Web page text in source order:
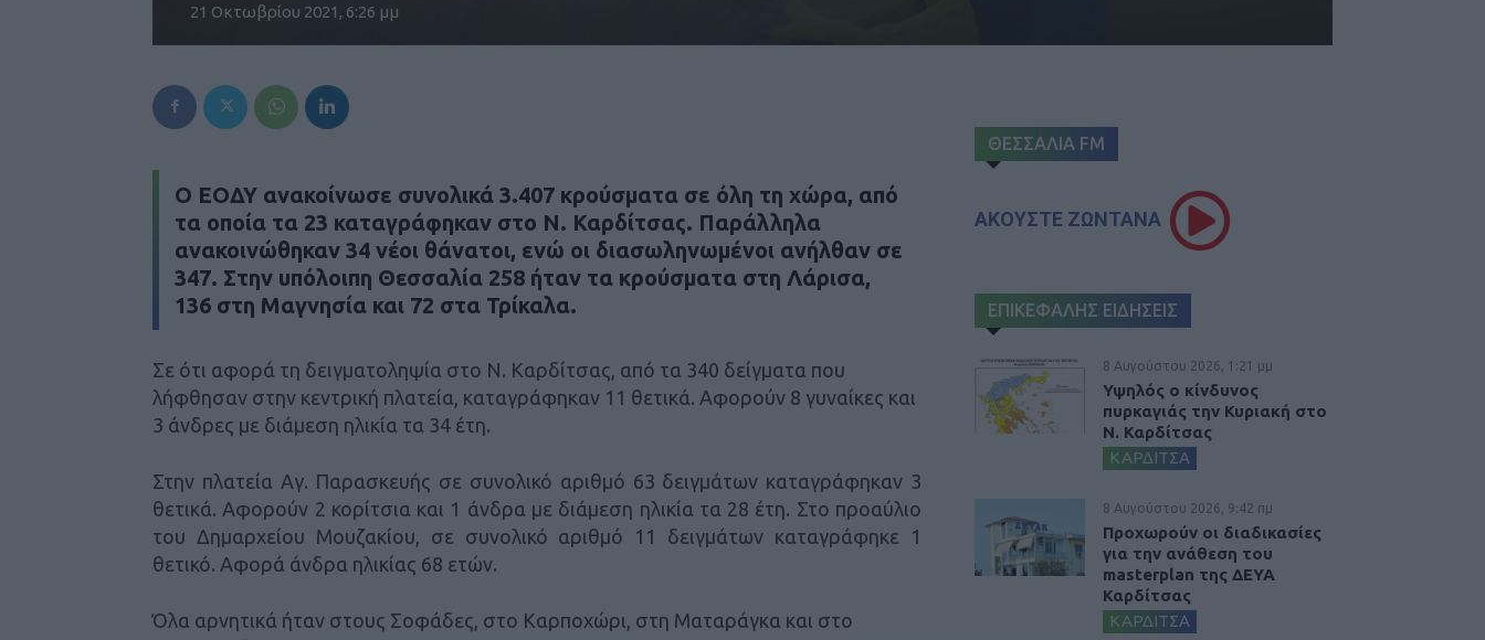
21 Οκτωβρίου 2021, 6:26 μμ
Ο ΕΟΔΥ ανακοίνωσε συνολικά 3.407 κρούσματα σε όλη τη χώρα, από
τα οποία τα 23 καταγράφηκαν στο Ν. Καρδίτσας. Παράλληλα
ανακοινώθηκαν 34 νέοι θάνατοι, ενώ οι διασωληνωμένοι ανήλθαν σε
347. Στην υπόλοιπη Θεσσαλία 258 ήταν τα κρούσματα στη Λάρισα,
136 στη Μαγνησία και 72 στα Τρίκαλα.
Σε ότι αφορά τη δειγματοληψία στο Ν. Καρδίτσας, από τα 340 δείγματα που
λήφθησαν στην κεντρική πλατεία, καταγράφηκαν 11 θετικά. Αφορούν 8 γυναίκες και
3 άνδρες με διάμεση ηλικία τα 34 έτη.
Στην πλατεία Αγ. Παρασκευής σε συνολικό αριθμό 63 δειγμάτων καταγράφηκαν 3
θετικά. Αφορούν 2 κορίτσια και 1 άνδρα με διάμεση ηλικία τα 28 έτη. Στο προαύλιο
του Δημαρχείου Μουζακίου, σε συνολικό αριθμό 11 δειγμάτων καταγράφηκε 1
θετικό. Αφορά άνδρα ηλικίας 68 ετών.
Όλα αρνητικά ήταν στους Σοφάδες, στο Καρποχώρι, στη Ματαράγκα και στο
ΘΕΣΣΑΛΙΑ FM
ΑΚΟΥΣΤΕ ΖΩΝΤΑΝΑ
ΕΠΙΚΕΦΑΛΗΣ ΕΙΔΗΣΕΙΣ
8 Αυγούστου 2026, 1:21 μμ
Υψηλός ο κίνδυνος
πυρκαγιάς την Κυριακή στο
Ν. Καρδίτσας
ΚΑΡΔΙΤΣΑ
8 Αυγούστου 2026, 9:42 πμ
Προχωρούν οι διαδικασίες
για την ανάθεση του
masterplan της ΔΕΥΑ
Καρδίτσας
ΚΑΡΔΙΤΣΑ